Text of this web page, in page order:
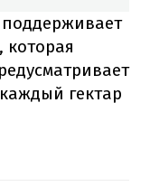
которая
гектар